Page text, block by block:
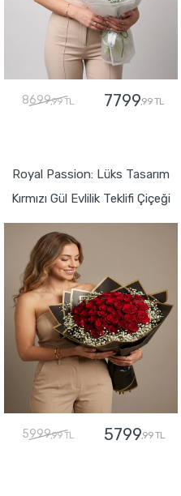
8699,99 TL 7799,99 TL
Royal Passion: Lüks Tasarım
Kırmızı Gül Evlilik Teklifi Çiçeği
5999,99 TL 5799,99 TL